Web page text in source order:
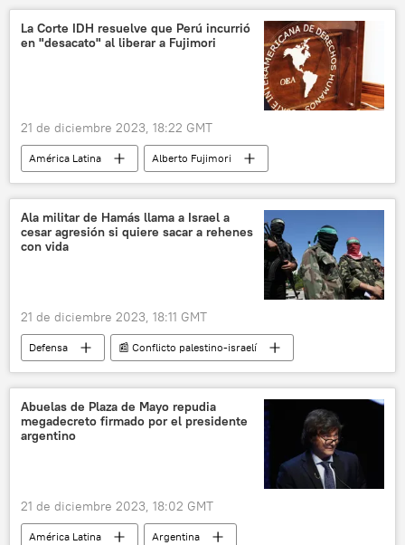
🛡️ Zonas de conflicto
Ministerio de Defensa de Rusia
Ucrania
La Corte IDH resuelve que Perú incurrió
en "desacato" al liberar a Fujimori
21 de diciembre 2023, 18:22 GMT
América Latina
Alberto Fujimori
Perú
Corte Interamericana de Derechos Humanos
Ala militar de Hamás llama a Israel a
cesar agresión si quiere sacar a rehenes
con vida
21 de diciembre 2023, 18:11 GMT
Defensa
📰 Conflicto palestino-israelí
🌍 Oriente Medio
Israel
Franja de Gaza
Abuelas de Plaza de Mayo repudia
megadecreto firmado por el presidente
argentino
21 de diciembre 2023, 18:02 GMT
América Latina
Argentina